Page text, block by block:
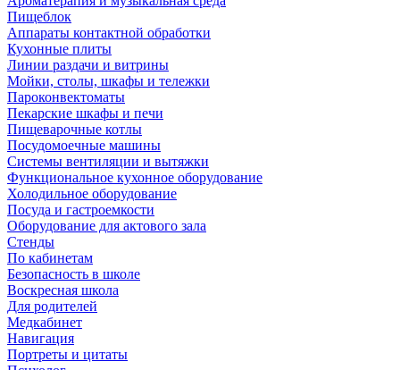
Пищеблок
Аппараты контактной обработки
Кухонные плиты
Линии раздачи и витрины
Мойки, столы, шкафы и тележки
Пароконвектоматы
Пекарские шкафы и печи
Пищеварочные котлы
Посудомоечные машины
Системы вентиляции и вытяжки
Функциональное кухонное оборудование
Холодильное оборудование
Посуда и гастроемкости
Оборудование для актового зала
Стенды
По кабинетам
Безопасность в школе
Воскресная школа
Для родителей
Медкабинет
Навигация
Портреты и цитаты